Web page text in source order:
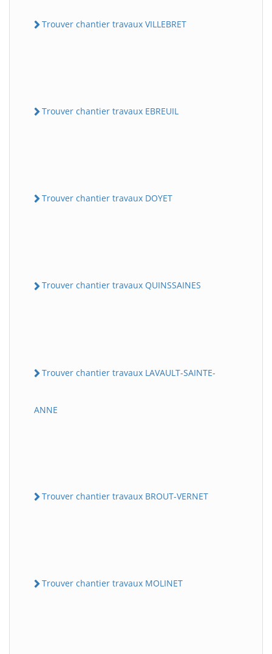
Trouver chantier travaux VILLEBRET
Trouver chantier travaux EBREUIL
Trouver chantier travaux DOYET
Trouver chantier travaux QUINSSAINES
Trouver chantier travaux LAVAULT-SAINTE-
ANNE
Trouver chantier travaux BROUT-VERNET
Trouver chantier travaux MOLINET